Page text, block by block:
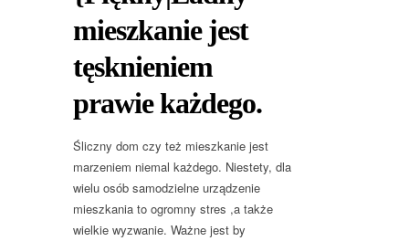
mieszkanie jest
tęsknieniem
prawie każdego.
Śliczny dom czy też mieszkanie jest
marzeniem niemal każdego. Niestety, dla
wielu osób samodzielne urządzenie
mieszkania to ogromny stres ,a także
wielkie wyzwanie. Ważne jest by